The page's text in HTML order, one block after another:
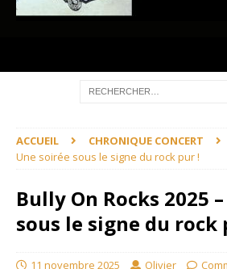
ACCUEIL CHRONIQUE CONCERT
Une soirée sous le signe du rock pur !
Bully On Rocks 2025
sous le signe du rock
11 novembre 2025 Olivier